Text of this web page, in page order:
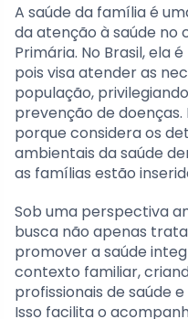
A saúde da família é
da atenção à saúde no
Primária. No Brasil, ela
pois visa atender as
população,
prevenção de
porque considera os
ambientais da saúde
as famílias estão
Sob uma perspectiva
busca não apenas
promover a saúde
contexto familiar,
profissionais de saúde
Isso facilita o